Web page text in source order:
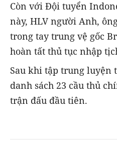
Còn với Đội tuyển
này, HLV người Anh,
trong tay trung vệ gốc
hoàn tất thủ tục nhập
Sau khi tập trung luyện
danh sách 23 cầu thủ
trận đấu đầu tiên.